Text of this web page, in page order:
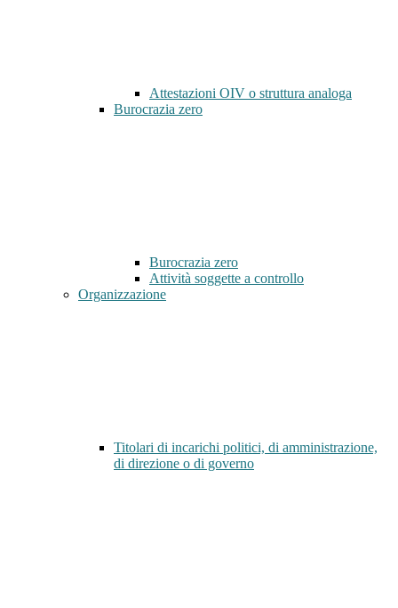
Attestazioni OIV o struttura analoga
Burocrazia zero
Burocrazia zero
Attività soggette a controllo
Organizzazione
Titolari di incarichi politici, di amministrazione,
di direzione o di governo